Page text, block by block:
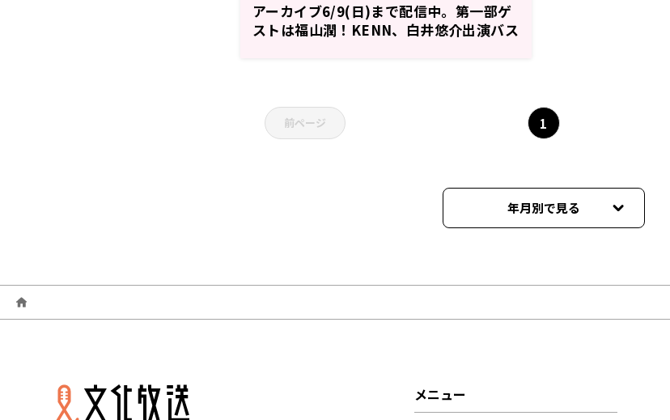
アーカイブ6/9(日)まで配信中。第一部ゲ
ストは福山潤！KENN、白井悠介出演バス
前ページ 1
年月別で見る
2025年09月
メニュー